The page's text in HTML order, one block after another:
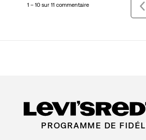
1 – 10 sur 11 commentaire
PROGRAMME DE